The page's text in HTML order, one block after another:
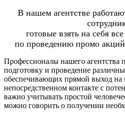
В нашем агентстве
готовые взять на себя
по проведению промо
Профессионалы нашего агентства
подготовку и проведение
обеспечивающих прямой выход на
непосредственном контакте с
важно учитывать простой
можно говорить о получении